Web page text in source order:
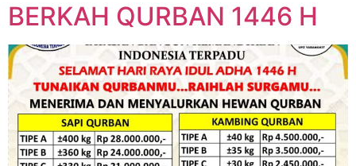
BERKAH QURBAN 1446 H